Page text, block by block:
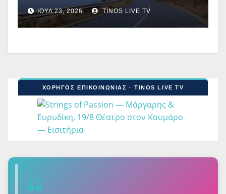
ΙΟΎΛ 23, 2026 TINOS LIVE TV
ΧΟΡΗΓΟΣ ΕΠΙΚΟΙΝΩΝΙΑΣ · TINOS LIVE TV